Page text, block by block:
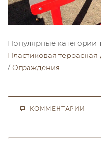
Популярные категории
Пластиковая террасная
/ Ограждения
КОММЕНТАРИИ